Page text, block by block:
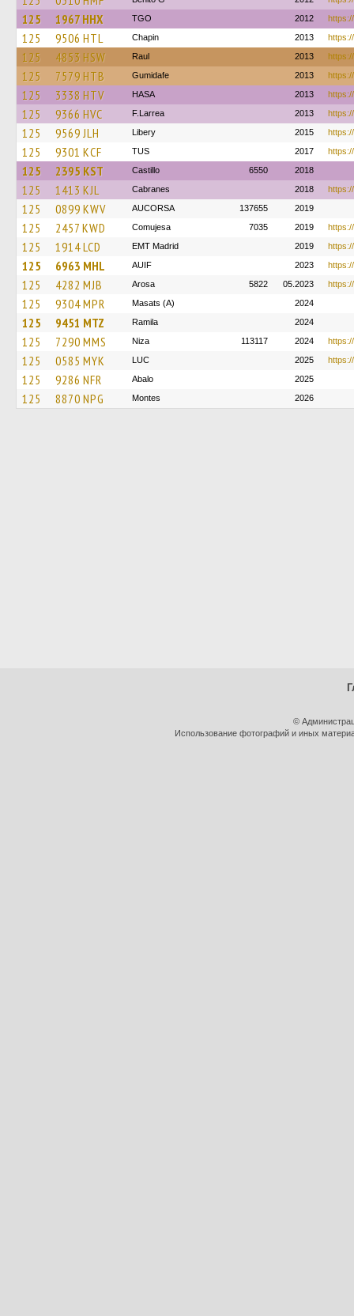
125 1967 HHX TGO 2012
125 9506 HTL Chapin 2013
125 4853 HSW Raul 2013
125 7579 HTB Gumidafe 2013
125 3338 HTV HASA 2013
125 9366 HVC F.Larrea 2013
125 9569 JLH Libery 2015
125 9301 KCF TUS 2017
125 2395 KST Castillo 6550 2018
125 1413 KJL Cabranes 2018
125 0899 KWV AUCORSA 137655 2019
125 2457 KWD Comujesa 7035 2019
125 1914 LCD EMT Madrid 2019
125 6963 MHL AUIF 2023
125 4282 MJB Arosa 5822 05.2023
125 9304 MPR Masats (A) 2024
125 9451 MTZ Ramila 2024
125 7290 MMS Niza 113117 2024
125 0585 MYK LUC 2025
125 9286 NFR Abalo 2025
125 8870 NPG Montes 2026
©
Использование фотографий и иных